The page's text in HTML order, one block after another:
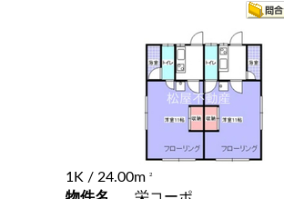
1K / 24.00m 2